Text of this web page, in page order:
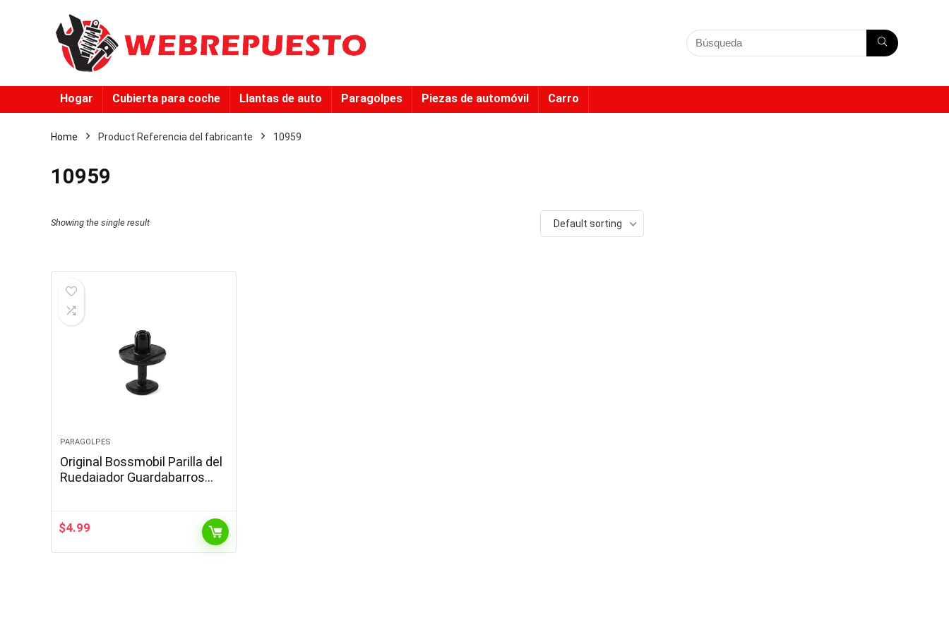
Hogar Cubierta para coche Llantas de auto Paragolpes Piezas de automóvil Carro
Home Product Referencia del fabricante ‎10959
‎10959
Showing the single result Default sorting
PARAGOLPES
Original Bossmobil Parilla del
Ruedaiador Guardabarros
Piezas 3
$4.99